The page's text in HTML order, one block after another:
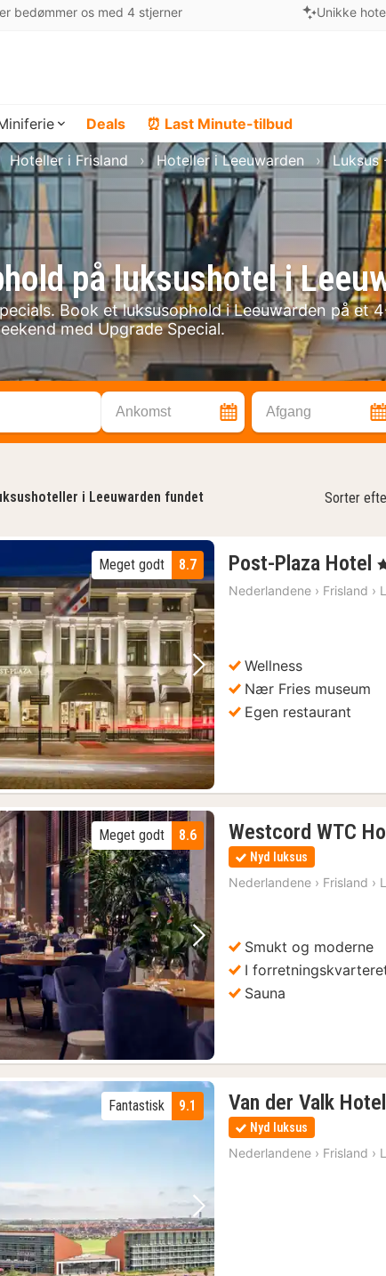
bedømmer os med 4 stjerner Unikke
Deals ⏰ Last Minute-tilbud
på luksushotel i
Book et luksusophold i Leeuwarden på et
med Upgrade Special.
Hoteller i Frisland Hoteller i Leeuwarden Luksus
Ankomst Afgang
i Leeuwarden fundet Sorter
billede Næste billede
8.7
Meget godt Post-Plaza Hotel ,
Nederlandene › Frisland ›
Wellness
Nær Fries museum
Egen restaurant
billede Næste billede
8.6
Meget godt Westcord WTC
Nyd luksus
Nederlandene › Frisland ›
Smukt og moderne
I
Sauna
billede Næste billede
9.1
Fantastisk Van der Valk
Nyd luksus
Nederlandene › Frisland ›